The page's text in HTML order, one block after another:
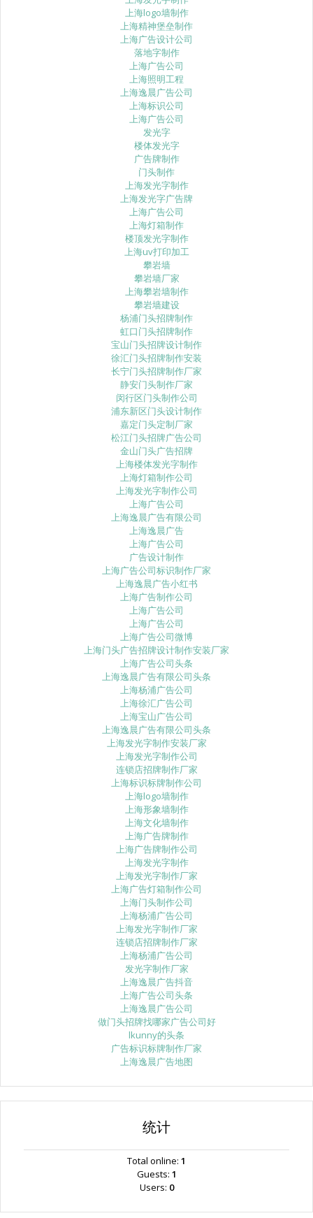
上海logo墙制作
上海精神堡垒制作
上海广告设计公司
落地字制作
上海广告公司
上海照明工程
上海逸晨广告公司
上海标识公司
上海广告公司
发光字
楼体发光字
广告牌制作
门头制作
上海发光字制作
上海发光字广告牌
上海广告公司
上海灯箱制作
楼顶发光字制作
上海uv打印加工
攀岩墙
攀岩墙厂家
上海攀岩墙制作
攀岩墙建设
杨浦门头招牌制作
虹口门头招牌制作
宝山门头招牌设计制作
徐汇门头招牌制作安装
长宁门头招牌制作厂家
静安门头制作厂家
闵行区门头制作公司
浦东新区门头设计制作
嘉定门头定制厂家
松江门头招牌广告公司
金山门头广告招牌
上海楼体发光字制作
上海灯箱制作公司
上海发光字制作公司
上海广告公司
上海逸晨广告有限公司
上海逸晨广告
上海广告公司
广告设计制作
上海广告公司标识制作厂家
上海逸晨广告小红书
上海广告制作公司
上海广告公司
上海广告公司
上海广告公司微博
上海门头广告招牌设计制作安装厂家
上海广告公司头条
上海逸晨广告有限公司头条
上海杨浦广告公司
上海徐汇广告公司
上海宝山广告公司
上海逸晨广告有限公司头条
上海发光字制作安装厂家
上海发光字制作公司
连锁店招牌制作厂家
上海标识标牌制作公司
上海logo墙制作
上海形象墙制作
上海文化墙制作
上海广告牌制作
上海广告牌制作公司
上海发光字制作
上海发光字制作厂家
上海广告灯箱制作公司
上海门头制作公司
上海杨浦广告公司
上海发光字制作厂家
连锁店招牌制作厂家
上海杨浦广告公司
发光字制作厂家
上海逸晨广告抖音
上海广告公司头条
上海逸晨广告公司
做门头招牌找哪家广告公司好
lkunny的头条
广告标识标牌制作厂家
上海逸晨广告地图
统计
Total online: 1
Guests: 1
Users: 0